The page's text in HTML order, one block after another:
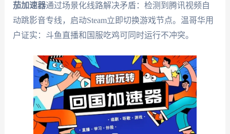
茄加速器通过场景化线路解决矛盾：检测到腾讯视频自
动跳影音专线，启动Steam立即切换游戏节点。温哥华用
户证实：斗鱼直播和国服吃鸡可同时运行不冲突。